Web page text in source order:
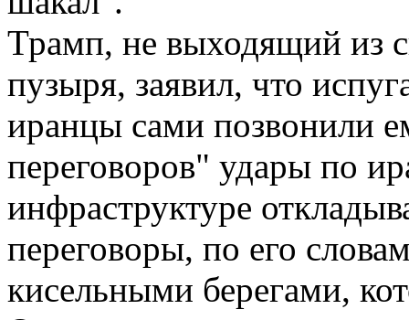
Трамп, не выходящий из
пузыря, заявил, что
иранцы сами позвонили
переговоров" удары по
инфраструктуре
переговоры, по его
кисельными берегами,